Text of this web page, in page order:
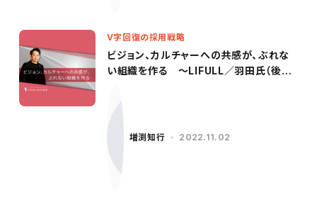
V字回復の採用戦略
ビジョン、カルチャーへの共感が、ぶれな
い組織を作る ～LIFULL／羽田氏（後
増渕知行 2022.11.02